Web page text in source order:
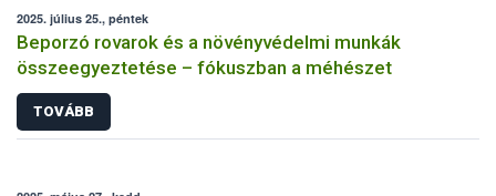
2025. július 25., péntek
Beporzó rovarok és a növényvédelmi munkák
összeegyeztetése – fókuszban a méhészet
TOVÁBB